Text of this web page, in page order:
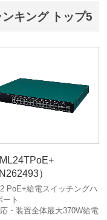
キング トップ5
）
PoE+給電スイッチングハ
ート
・装置全体最大370W給電